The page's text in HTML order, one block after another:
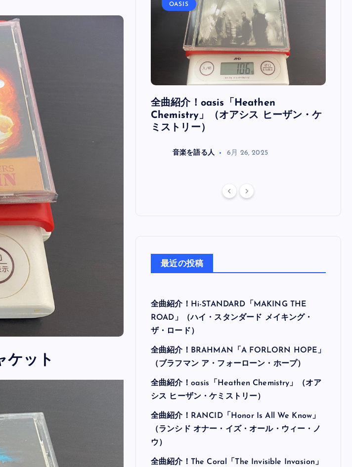
ケット
介！oasis「Definitely
」（オアシス デフィニトリ
イビー）
楽を語る人
OASIS
全曲紹介！oasis「Heathen
Chemistry」（オアシス ヒーザン・ケ
ミストリー）
音楽を語る人 6月 26, 2025
最近の投稿
全曲紹介！Hi-STANDARD「MAKING THE
ROAD」（ハイ・スタンダード メイキング・
ザ・ロード）
全曲紹介！BRAHMAN「A FORLORN HOPE」
（ブラフマン ア・フォーローン・ホープ）
全曲紹介！oasis「Heathen Chemistry」（オア
シス ヒーザン・ケミストリー）
全曲紹介！RANCID「Honor Is All We Know」
（ランシド オナー・イズ・オール・ウィー・ノ
ウ）
全曲紹介！The Coral「The Invisible Invasion」